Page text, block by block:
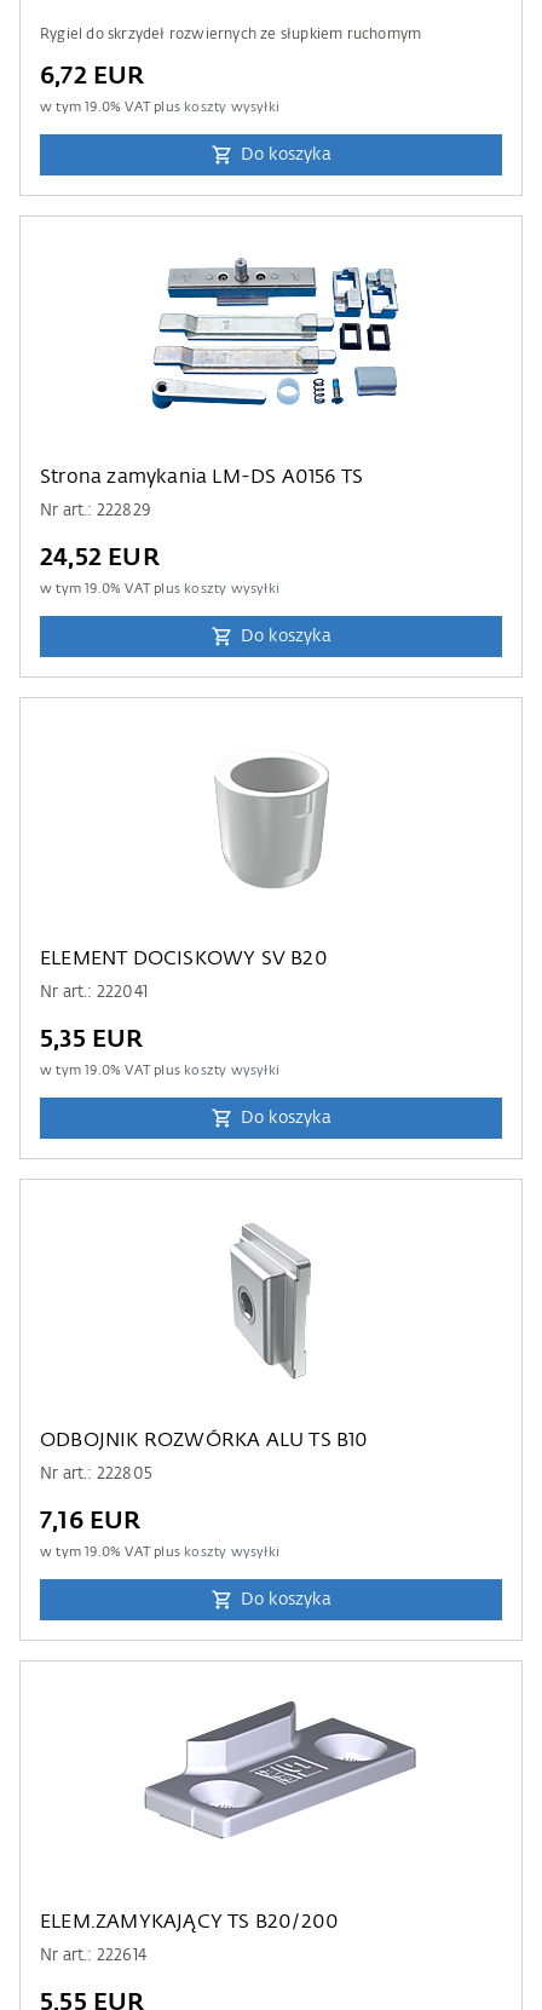
Rygiel do skrzydeł rozwiernych ze słupkiem ruchomym
6,72 EUR
w tym19.0% VAT plus koszty wysyłki
Do koszyka
Strona zamykania LM-DS A0156 TS
Nr art.: 222829
24,52 EUR
w tym19.0% VAT plus koszty wysyłki
Do koszyka
ELEMENT DOCISKOWY SV B20
Nr art.: 222041
5,35 EUR
w tym19.0% VAT plus koszty wysyłki
Do koszyka
ODBOJNIK ROZWÓRKA ALU TS B10
Nr art.: 222805
7,16 EUR
w tym19.0% VAT plus koszty wysyłki
Do koszyka
ELEM.ZAMYKAJĄCY TS B20/200
Nr art.: 222614
5,55 EUR